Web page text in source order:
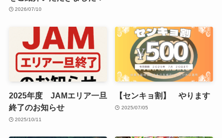
2026/07/10
2025年度 JAMエリア一旦
終了のお知らせ
2025/10/11
【センキョ割】 やります
2025/07/05